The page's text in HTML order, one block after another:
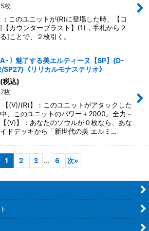
枚
：このユニットが(R)に登場した時、【コ
【カウンターブラスト】(1)，手札から２
]ことで、２枚引く。
A-〕魅了する美エルティーヌ【SP】{D-
《リリカルモナステリオ》
(税込)
枚
【(V)/(R)】：このユニットがアタックした
、このユニットのパワー＋2000。全力－
【(V)】：あなたのソウルが０枚なら、あな
ドデッキから「新世代の美 エルミ…
1 2 3 ... 6 次»